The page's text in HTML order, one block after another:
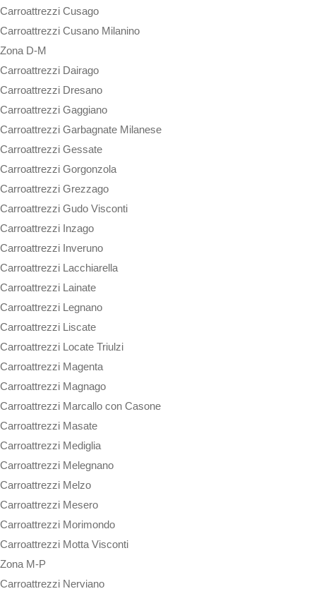
Carroattrezzi Cusago
Carroattrezzi Cusano Milanino
Zona D-M
Carroattrezzi Dairago
Carroattrezzi Dresano
Carroattrezzi Gaggiano
Carroattrezzi Garbagnate Milanese
Carroattrezzi Gessate
Carroattrezzi Gorgonzola
Carroattrezzi Grezzago
Carroattrezzi Gudo Visconti
Carroattrezzi Inzago
Carroattrezzi Inveruno
Carroattrezzi Lacchiarella
Carroattrezzi Lainate
Carroattrezzi Legnano
Carroattrezzi Liscate
Carroattrezzi Locate Triulzi
Carroattrezzi Magenta
Carroattrezzi Magnago
Carroattrezzi Marcallo con Casone
Carroattrezzi Masate
Carroattrezzi Mediglia
Carroattrezzi Melegnano
Carroattrezzi Melzo
Carroattrezzi Mesero
Carroattrezzi Morimondo
Carroattrezzi Motta Visconti
Zona M-P
Carroattrezzi Nerviano